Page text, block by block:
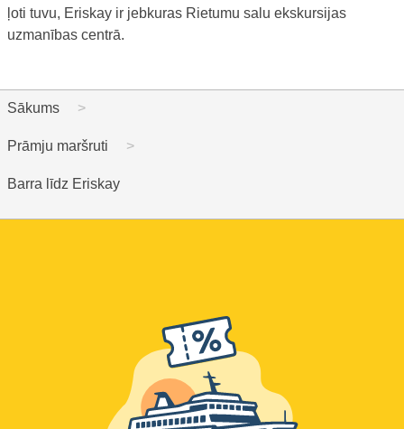
ļoti tuvu, Eriskay ir jebkuras Rietumu salu ekskursijas
uzmanības centrā.
Sākums
Prāmju maršruti
Barra līdz Eriskay